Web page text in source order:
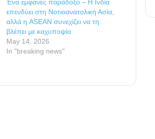
Ένα εμφανές παράδοξο – Η Ινδία
επενδύει στη Νοτιοανατολική Ασία,
αλλά η ASEAN συνεχίζει να τη
βλέπει με καχυποψία
May 14, 2026
In "breaking news"